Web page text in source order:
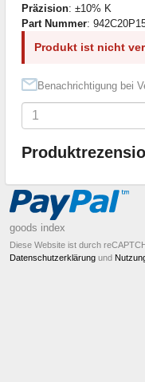
Präzision: ±10% K
Part Nummer:
Produkt ist nicht
Benachrichtigung bei
goods index
Diese Website ist durch
Datenschutzerklärung und